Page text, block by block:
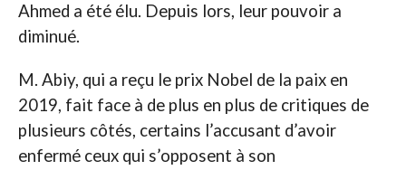
Ahmed a été élu. Depuis lors, leur pouvoir a
diminué.
M. Abiy, qui a reçu le prix Nobel de la paix en
2019, fait face à de plus en plus de critiques de
plusieurs côtés, certains l’accusant d’avoir
enfermé ceux qui s’opposent à son